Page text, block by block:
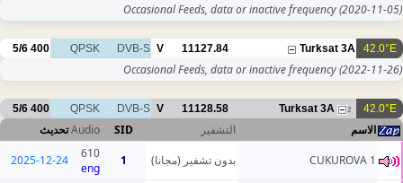
Occasional Feeds, data or inactive frequency(2020-11-05)
42.0°E
Turksat 3A
11127.84
V
DVB-S
QPSK
400
5/6
Occasional Feeds, data or inactive frequency(2022-11-26)
42.0°E
Turksat 3A 2
11128.58
V
DVB-S
QPSK
400
5/6
الاسم التشفير SID
Audioتحديث
CUKUROVA 1
بدون تشفير (مجانا) 1
610
eng
2025-12-24